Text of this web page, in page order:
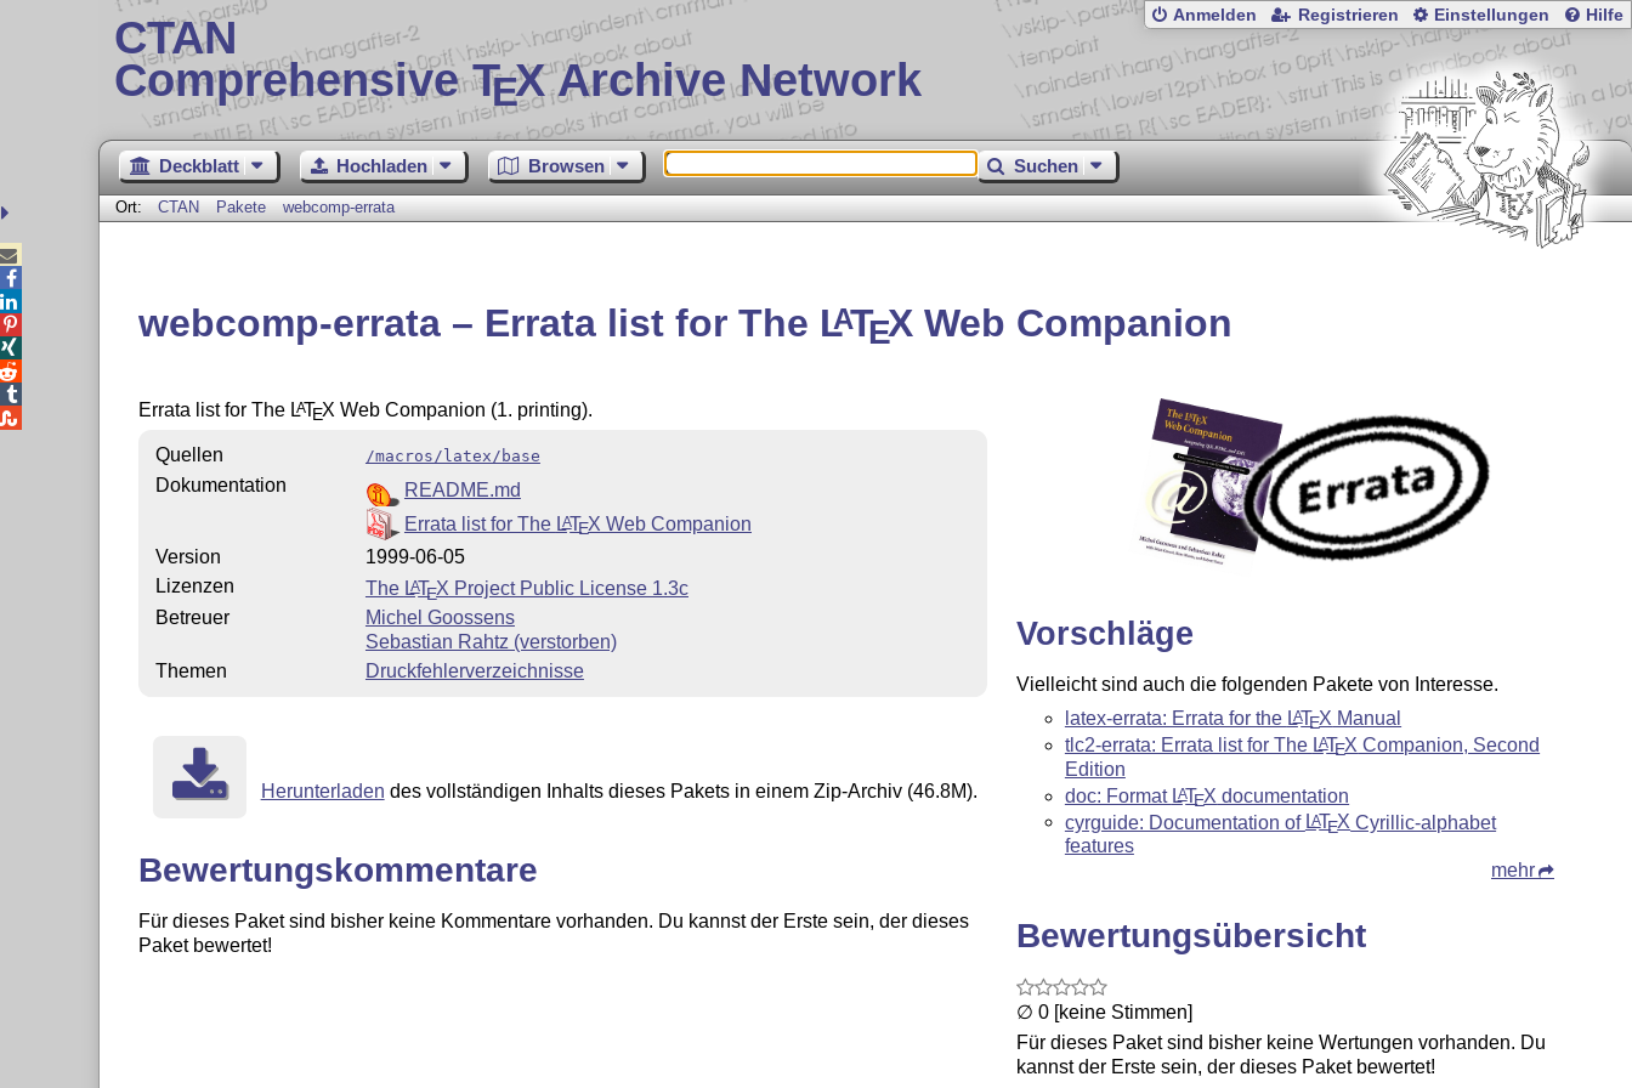
CTAN
Comprehensive TEX Archive Network
Anmelden Registrieren Einstellungen Hilfe
Deckblatt Hochladen Browsen Suchen
Ort: CTAN Pakete webcomp-errata
webcomp-errata – Errata list for The LATEXWeb Companion
Errata list for The LATEX Web Companion (1. printing).
Quellen /macros/latex/base
Dokumentation
README.md
Errata list for The LATEX Web Companion
Version
1999-06-05
Lizenzen
The LATEX Project Public License 1.3c
Betreuer
Michel Goossens
Sebastian Rahtz (verstorben)
Themen
Druckfehlerverzeichnisse
Herunterladen des vollständigen Inhalts dieses Pakets in einem Zip-Archiv (46.8M).
Bewertungskommentare
Für dieses Paket sind bisher keine Kommentare vorhanden. Du kannst der Erste sein, der dieses
Paket bewertet!
Vorschläge
Vielleicht sind auch die folgenden Pakete von Interesse.
latex-errata: Errata for the LATEX Manual
tlc2-errata: Errata list for The LATEX Companion, Second
Edition
doc: Format LATEX documentation
cyrguide: Documentation of LATEX Cyrillic-alphabet
features
mehr
Bewertungsübersicht
∅ 0 [keine Stimmen]
Für dieses Paket sind bisher keine Wertungen vorhanden. Du
kannst der Erste sein, der dieses Paket bewertet!




